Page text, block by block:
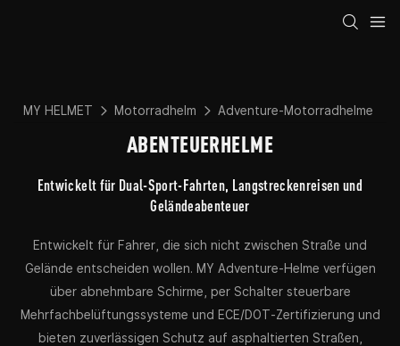
MY HELMET Motorradhelm Adventure-Motorradhelme
ABENTEUERHELME
Entwickelt für Dual-Sport-Fahrten, Langstreckenreisen und
Geländeabenteuer
Entwickelt für Fahrer, die sich nicht zwischen Straße und
Gelände entscheiden wollen. MY Adventure-Helme verfügen
über abnehmbare Schirme, per Schalter steuerbare
Mehrfachbelüftungssysteme und ECE/DOT-Zertifizierung und
bieten zuverlässigen Schutz auf asphaltierten Straßen,